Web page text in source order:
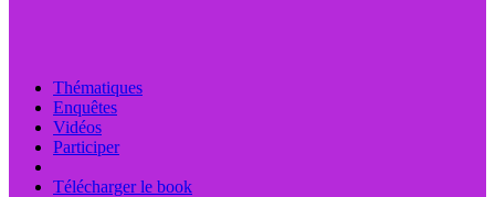
Thématiques
Enquêtes
Vidéos
Participer
Télécharger le book